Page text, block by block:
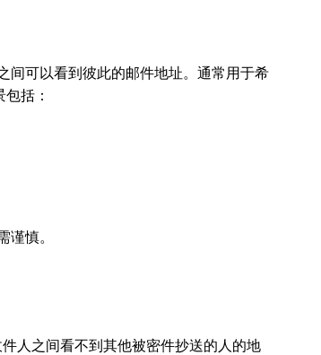
间可以看到彼此的邮件地址。通常用于希
括：
慎。
人之间看不到其他被密件抄送的人的地